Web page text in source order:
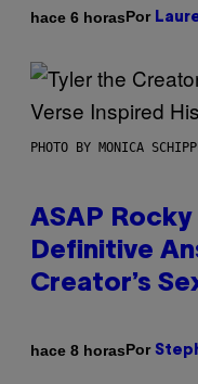
hace 6 horasPor
PHOTO BY MONICA
ASAP Rocky
Definitive
Creator’s
hace 8 horasPor